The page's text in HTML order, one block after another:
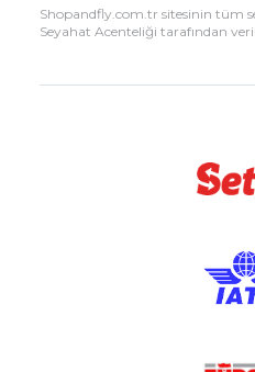
Shopandfly.com.tr sitesinin tüm
Seyahat Acenteliği tarafından